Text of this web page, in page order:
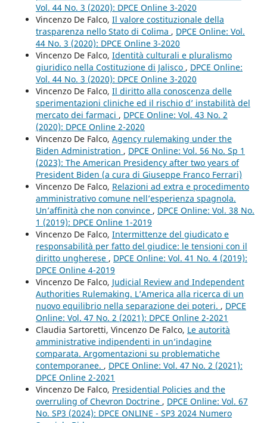
Vol. 44 No. 3 (2020): DPCE Online 3-2020
Vincenzo De Falco, Il valore costituzionale della
trasparenza nello Stato di Colima , DPCE Online: Vol.
44 No. 3 (2020): DPCE Online 3-2020
Vincenzo De Falco, Identità culturali e pluralismo
giuridico nella Costituzione di Jalisco , DPCE Online:
Vol. 44 No. 3 (2020): DPCE Online 3-2020
Vincenzo De Falco, Il diritto alla conoscenza delle
sperimentazioni cliniche ed il rischio d’ instabilità del
mercato dei farmaci , DPCE Online: Vol. 43 No. 2
(2020): DPCE Online 2-2020
Vincenzo De Falco, Agency rulemaking under the
Biden Administration , DPCE Online: Vol. 56 No. Sp 1
(2023): The American Presidency after two years of
President Biden (a cura di Giuseppe Franco Ferrari)
Vincenzo De Falco, Relazioni ad extra e procedimento
amministrativo comune nell’esperienza spagnola.
Un’affinità che non convince , DPCE Online: Vol. 38 No.
1 (2019): DPCE Online 1-2019
Vincenzo De Falco, Intermittenze del giudicato e
responsabilità per fatto del giudice: le tensioni con il
diritto ungherese , DPCE Online: Vol. 41 No. 4 (2019):
DPCE Online 4-2019
Vincenzo De Falco, Judicial Review and Independent
Authorities Rulemaking. L’America alla ricerca di un
nuovo equilibrio nella separazione dei poteri. , DPCE
Online: Vol. 47 No. 2 (2021): DPCE Online 2-2021
Claudia Sartoretti, Vincenzo De Falco, Le autorità
amministrative indipendenti in un’indagine
comparata. Argomentazioni su problematiche
contemporanee. , DPCE Online: Vol. 47 No. 2 (2021):
DPCE Online 2-2021
Vincenzo De Falco, Presidential Policies and the
overruling of Chevron Doctrine , DPCE Online: Vol. 67
No. SP3 (2024): DPCE ONLINE - SP3 2024 Numero